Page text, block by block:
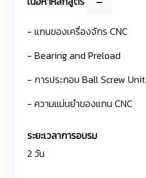
- แกนของเครื่องจักร CNC
- Bearing and Preload
- การประกอบ Ball Screw Unit
- ความแม่นยำของแกน CNC
ระยะเวลาการอบรม
2 วัน